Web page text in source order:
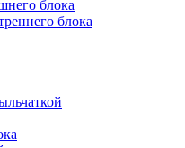
блока
блока